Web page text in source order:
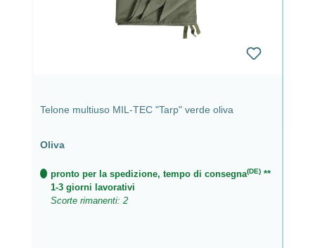
Telone multiuso MIL-TEC "Tarp" verde oliva
Oliva
pronto per la spedizione, tempo di consegna(DE) **
1-3 giorni lavorativi
Scorte rimanenti: 2